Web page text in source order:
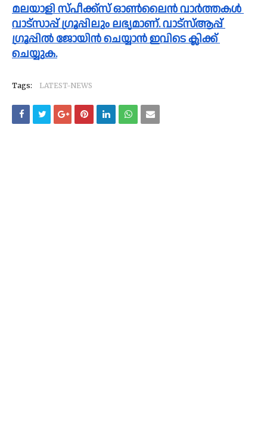
മലയാളി സ്പീക്ക്സ്‌ ഓൺലൈൻ വാർത്തകൾ
വാട്സാപ്പ് ഗ്രൂപ്പിലും ലഭ്യമാണ്. വാട്സ്ആപ്പ്
ഗ്രൂപ്പിൽ ജോയിൻ ചെയ്യാൻ ഇവിടെ ക്ലിക്ക്
ചെയ്യുക.
Tags: LATEST-NEWS